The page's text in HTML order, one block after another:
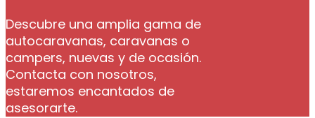
Descubre una amplia gama de
autocaravanas, caravanas o
campers, nuevas y de ocasión.
Contacta con nosotros,
estaremos encantados de
asesorarte.